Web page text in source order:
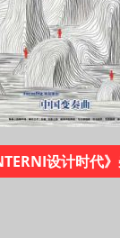
2019米兰设计地图